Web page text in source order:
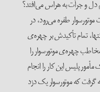
و جرأت به هراس می‌افتد؟
طفره می‌رود، در
تمام تأکیدش بر چهره‌ی
چهره‌ی موتورسوار را
پلیس این کار را انجام
گرفت که موتورسوار یک دزد